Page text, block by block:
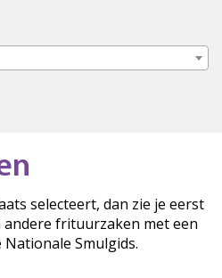
selecteert, dan zie je eerst
andere frituurzaken met een
Smulgids.